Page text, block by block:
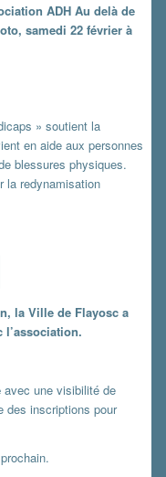
ADH Au delà de
samedi 22 février à
» soutient la
en aide aux personnes
blessures physiques.
la redynamisation
la Ville de Flayosc a
l’association.
avec une visibilité de
des inscriptions pour
prochain.